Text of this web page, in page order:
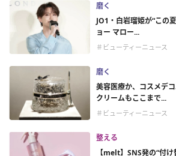
磨く
JO1・白岩瑠姫が“この
ョー マロー...
＃ビューティーニュース
磨く
美容医療か、コスメデ
クリームもここまで...
＃ビューティーニュース
整える
【melt】SNS発の“付